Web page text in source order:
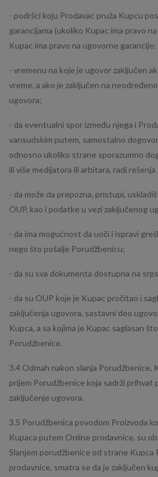
- podršci koju Prodavac pruža Kupcu
garancijama (ukoliko Kupac ima pravo
Kupac ima pravo na ugovorne garancije;
- vremenu na koje je ugovor zaključen
vreme, a ako je zaključen na
ugovora;
- da eventualni spor između njega i
vansudskim putem, samostalno
odnosno ukoliko strane sporazumno
ili više medijatora ili arbitara, radi rešenja
- da može da prepozna, pristupi,
OUP, kao i podatke u vezi zaključenog
- da ima mogućnost da uoči i ispravi
nego što pošalje Porudžbenicu;
- da su sva dokumenta dostupna na
- da su OUP koje je Kupac pročitao i
zaključenja ugovora, sastavni deo
Kupca, a sa kojima je Kupac saglasan
Porudžbenice.
3.4 Odmah nakon slanja Porudžbenice,
prijem Porudžbenice koja sadrži prihvat
zaključenje ugovora.
3.5 Porudžbenica povodom Proizvoda
Kupaca putem Online prodavnice, su
Slanjem porudžbenice od strane Kupca
prodavnice, smatra se da je zaključen